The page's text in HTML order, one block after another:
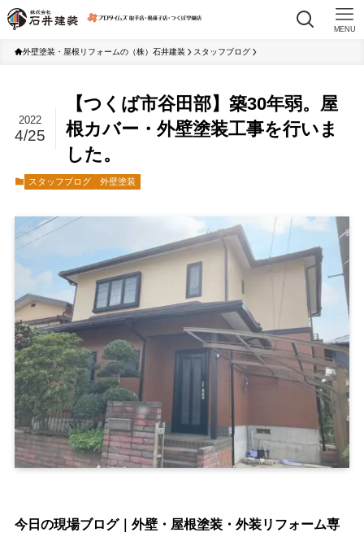
MENU
外壁塗装・屋根リフォームの（株）石井建装 スタッフブログ
【つくば市谷田部】築30年弱。屋
根カバー・外壁塗装工事を行いま
した。
2022
4/25
スタッフブログ 外壁塗装
今日の現場ブログ｜外壁・屋根塗装・外装リフォーム専